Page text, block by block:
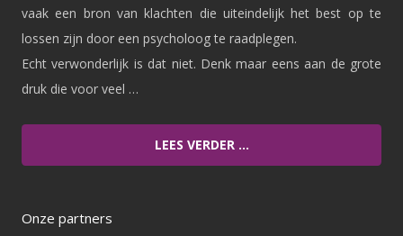
vaak een bron van klachten die uiteindelijk het best op te
lossen zijn door een psycholoog te raadplegen.
Echt verwonderlijk is dat niet. Denk maar eens aan de grote
druk die voor veel …
LEES VERDER …
Onze partners